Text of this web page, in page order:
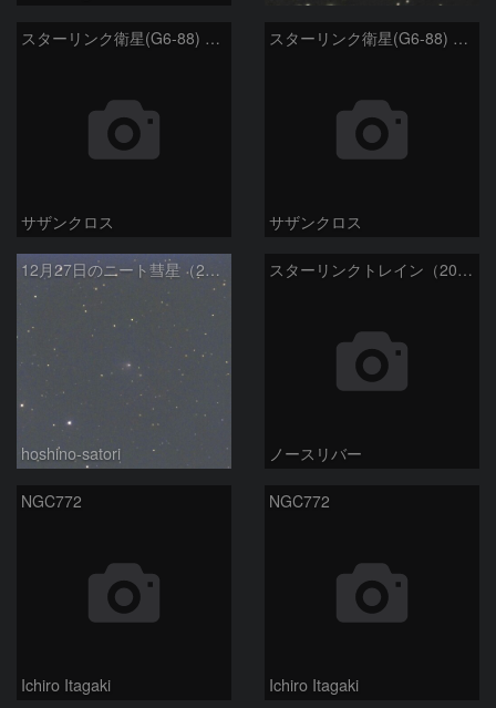
スターリンク衛星(G6-88) 1月6日 ②
サザンクロス
スターリンク衛星(G6-88) 1月6日 ①
サザンクロス
12月27日のニート彗星（240P）
hoshino-satori
スターリンクトレイン（2025.12.05）
ノースリバー
NGC772
Ichiro Itagaki
NGC772
Ichiro Itagaki